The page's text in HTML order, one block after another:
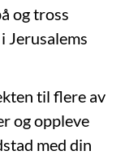
og tross
Jerusalems
til flere av
og oppleve
med din